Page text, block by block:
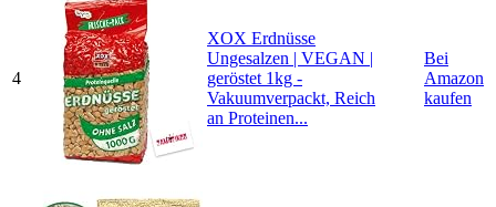
4
XOX Erdnüsse
Ungesalzen | VEGAN |
geröstet 1kg -
Vakuumverpackt, Reich
an Proteinen...
Bei
Amazon
kaufen